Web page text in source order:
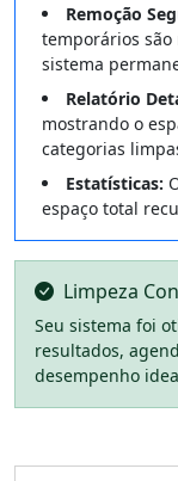
Remoção
temporários
sistema
Relatório
mostrando o
categorias
Estatísticas:
espaço total
Limpeza
Seu sistema foi
resultados,
desempenho